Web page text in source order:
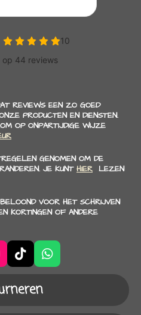
REVIEWS EEN ZO GOED
PRODUCTEN EN DIENSTEN.
OP ONPARTIJDIGE WIJZE
GENOMEN OM DE
JE KUNT HIER LEZEN
VOOR HET SCHRIJVEN
KORTINGEN OF ANDERE
T
i
k
T
o
W
h
s